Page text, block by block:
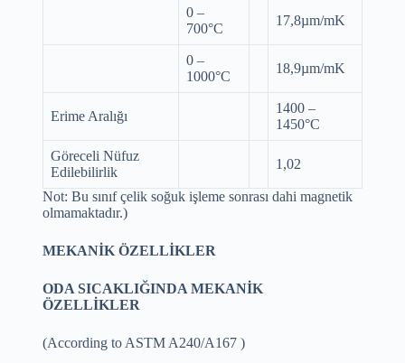
0 –
700°C
17,8µm/mK
0 –
1000°C
18,9µm/mK
Erime Aralığı
1400 –
1450°C
Göreceli Nüfuz
Edilebilirlik
1,02
Not: Bu sınıf çelik soğuk işleme sonrası dahi magnetik
olmamaktadır.)
MEKANİK ÖZELLİKLER
ODA SICAKLIĞINDA MEKANİK
ÖZELLİKLER
(According to ASTM A240/A167 )